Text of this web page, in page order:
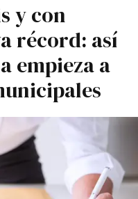
y con
récord: así
empieza a